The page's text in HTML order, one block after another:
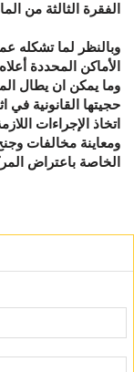
الفقرة الثالثة من المادة 192 من مدونة السير على
وبالنظر لما تشكله
الأماكن المحددة
وما يمكن ان يطال
حجيتها القانونية
اتخاذ الإجراءات
ومعاينة مخالفات
الخاصة باعتراض